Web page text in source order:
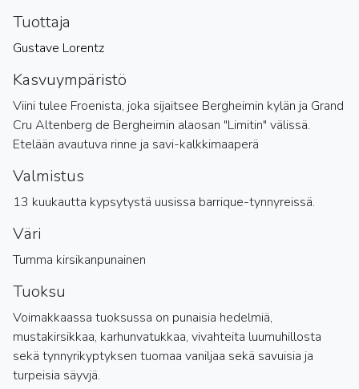
Tuottaja
Gustave Lorentz
Kasvuympäristö
Viini tulee Froenista, joka sijaitsee Bergheimin kylän ja Grand
Cru Altenberg de Bergheimin alaosan "Limitin" välissä.
Etelään avautuva rinne ja savi-kalkkimaaperä
Valmistus
13 kuukautta kypsytystä uusissa barrique-tynnyreissä.
Väri
Tumma kirsikanpunainen
Tuoksu
Voimakkaassa tuoksussa on punaisia hedelmiä,
mustakirsikkaa, karhunvatukkaa, vivahteita luumuhillosta
sekä tynnyrikyptyksen tuomaa vaniljaa sekä savuisia ja
turpeisia säyvjä.